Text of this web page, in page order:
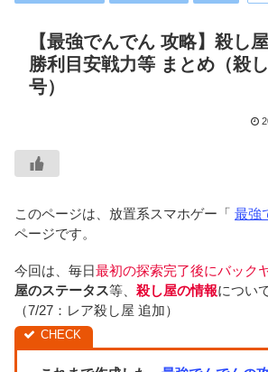
【最強でんでん 攻略】殺し
勝利目安戦力等 まとめ（殺
号）
このページは、放置系スマホゲー「 最強
ページです。
今回は、毎日最初の探索完了後にバック
屋のステータス等、 殺し屋の情報につい
（7/27：レア殺し屋 追加）